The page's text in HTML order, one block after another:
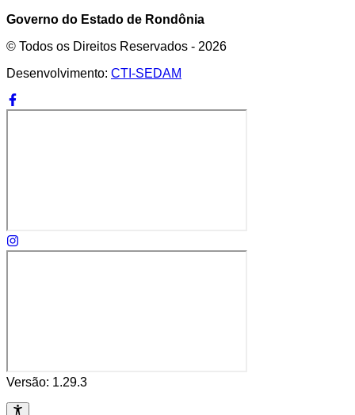
Governo do Estado de Rondônia
© Todos os Direitos Reservados - 2026
Desenvolvimento: CTI-SEDAM
Versão: 1.29.3